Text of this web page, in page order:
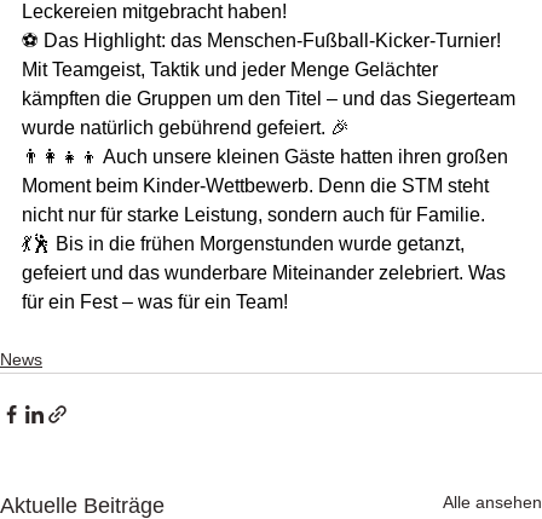
Leckereien mitgebracht haben!
⚽ Das Highlight: das Menschen-Fußball-Kicker-Turnier!
Mit Teamgeist, Taktik und jeder Menge Gelächter
kämpften die Gruppen um den Titel – und das Siegerteam
wurde natürlich gebührend gefeiert. 🎉
👨‍👩‍👧‍👦 Auch unsere kleinen Gäste hatten ihren großen
Moment beim Kinder-Wettbewerb. Denn die STM steht
nicht nur für starke Leistung, sondern auch für Familie.
💃🕺 Bis in die frühen Morgenstunden wurde getanzt,
gefeiert und das wunderbare Miteinander zelebriert. Was
für ein Fest – was für ein Team!
News
Aktuelle Beiträge Alle ansehen